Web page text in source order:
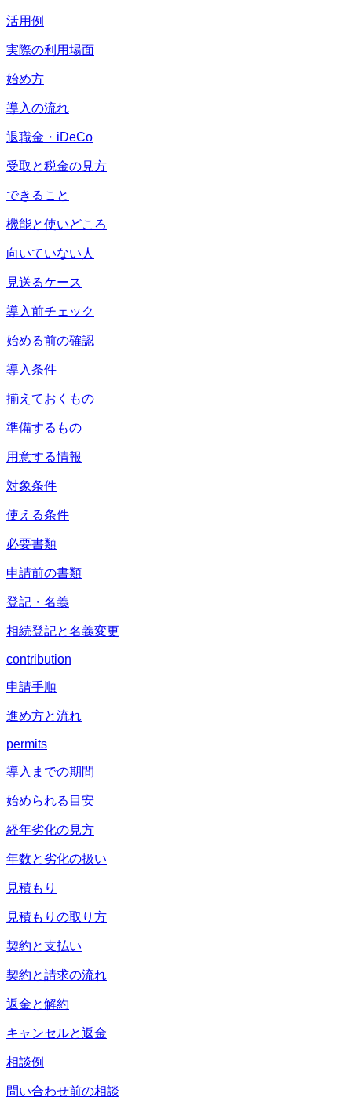
活用例
実際の利用場面
始め方
導入の流れ
退職金・iDeCo
受取と税金の見方
できること
機能と使いどころ
向いていない人
見送るケース
導入前チェック
始める前の確認
導入条件
揃えておくもの
準備するもの
用意する情報
対象条件
使える条件
必要書類
申請前の書類
登記・名義
相続登記と名義変更
contribution
申請手順
進め方と流れ
permits
導入までの期間
始められる目安
経年劣化の見方
年数と劣化の扱い
見積もり
見積もりの取り方
契約と支払い
契約と請求の流れ
返金と解約
キャンセルと返金
相談例
問い合わせ前の相談